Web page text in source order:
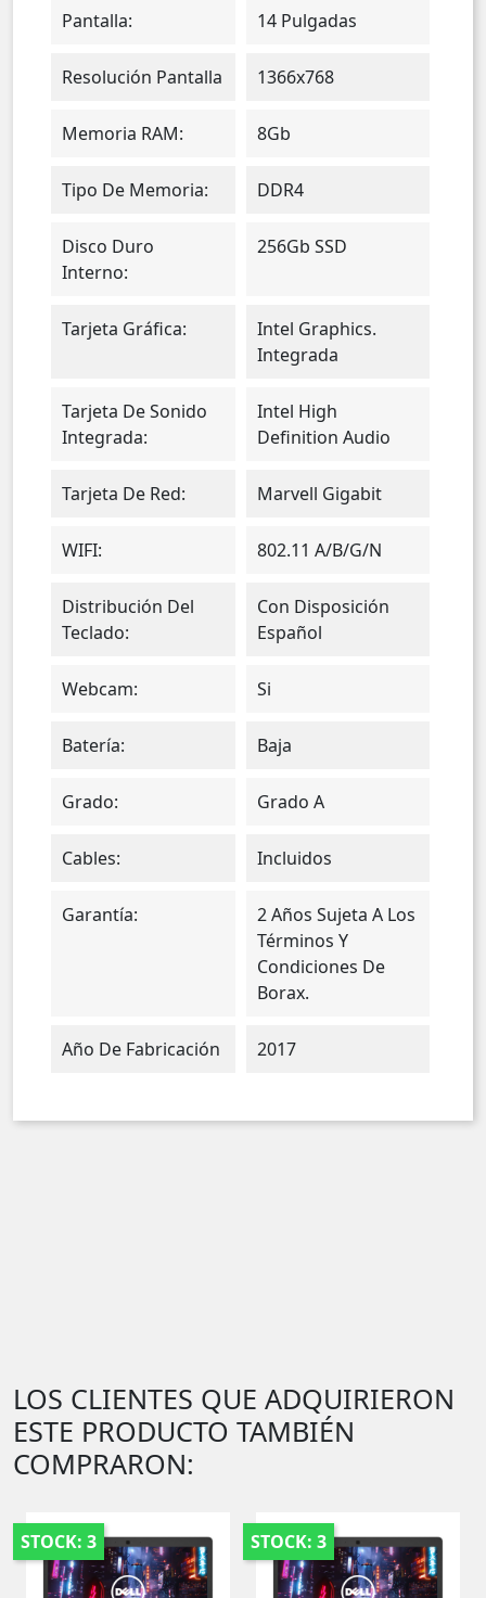
Pantalla: 14 Pulgadas
Resolución Pantalla 1366x768
Memoria RAM: 8Gb
Tipo De Memoria: DDR4
Disco Duro
Interno:
256Gb SSD
Tarjeta Gráfica:
Intel Graphics.
Integrada
Tarjeta De Sonido
Integrada:
Intel High
Definition Audio
Tarjeta De Red: Marvell Gigabit
WIFI: 802.11 A/b/g/n
Distribución Del
Teclado:
Con Disposición
Español
Webcam: Si
Batería: Baja
Grado: Grado A
Cables: Incluidos
Garantía:
2 Años Sujeta A Los
Términos Y
Condiciones De
Borax.
Año De Fabricación 2017
LOS CLIENTES QUE ADQUIRIERON
ESTE PRODUCTO TAMBIÉN
COMPRARON:
STOCK: 3 STOCK: 3